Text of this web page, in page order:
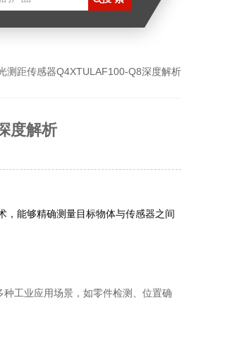
测距传感器Q4XTULAF100-Q8深度解析
度解析
，能够精确测量目标物体与传感器之间
工业应用场景，如零件检测、位置确